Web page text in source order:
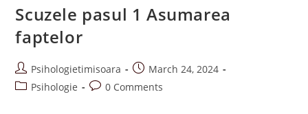
Scuze
În
Scuzele pasul 1 Asumarea
faptelor
Post
author:
Psihologietimisoara
Post
published:
March 24, 2024
PostPsihologie
Post0 Comments